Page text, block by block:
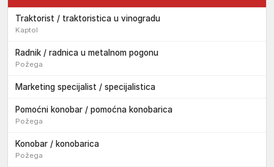
Traktorist / traktoristica u vinogradu
Kaptol
Radnik / radnica u metalnom pogonu
Požega
Marketing specijalist / specijalistica
Pomoćni konobar / pomoćna konobarica
Požega
Konobar / konobarica
Požega